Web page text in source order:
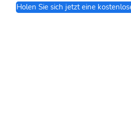
Holen Sie sich jetzt eine